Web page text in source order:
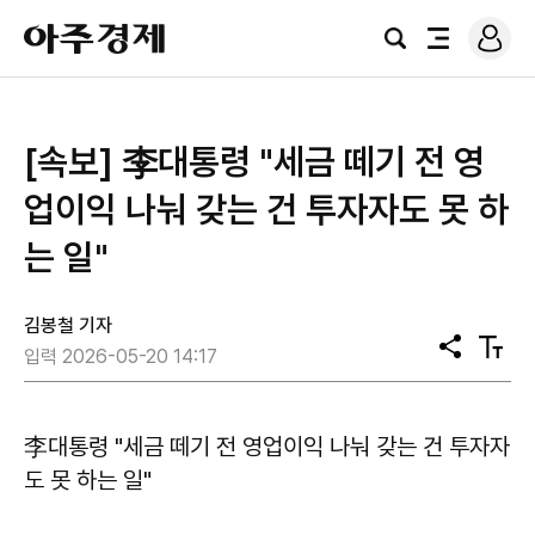
아
주
경
검
전
로
그
[속보] 李대통령 "세금 떼기 전 영
업이익 나눠 갖는 건 투자자도 못 하
는 일"
김봉철 기자
입력 2026-05-20 14:17
공
유
텍
스
기
李대통령 "세금 떼기 전 영업이익 나눠 갖는 건 투자자
도 못 하는 일"